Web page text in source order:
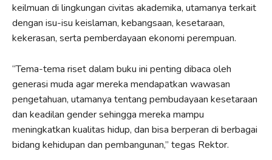
keilmuan di lingkungan civitas akademika, utamanya terkait
dengan isu-isu keislaman, kebangsaan, kesetaraan,
kekerasan, serta pemberdayaan ekonomi perempuan.
“Tema-tema riset dalam buku ini penting dibaca oleh
generasi muda agar mereka mendapatkan wawasan
pengetahuan, utamanya tentang pembudayaan kesetaraan
dan keadilan gender sehingga mereka mampu
meningkatkan kualitas hidup, dan bisa berperan di berbagai
bidang kehidupan dan pembangunan,” tegas Rektor.